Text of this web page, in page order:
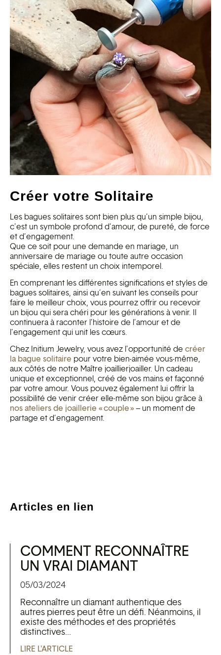
Créer votre Solitaire
Les bagues solitaires sont bien plus qu’un simple bijou,
c’est un symbole profond d’amour, de pureté, de force
et d’engagement.
Que ce soit pour une demande en mariage, un
anniversaire de mariage ou toute autre occasion
spéciale, elles restent un choix intemporel.
En comprenant les différentes significations et styles de
bagues solitaires, ainsi qu’en suivant les conseils pour
faire le meilleur choix, vous pourrez offrir ou recevoir
un bijou qui sera chéri pour les générations à venir. Il
continuera à raconter l’histoire de l’amour et de
l’engagement qui unit les cœurs.
Chez Initium Jewelry, vous avez l’opportunité de créer
la bague solitaire pour votre bien-aimée vous-même,
aux côtés de notre Maître joaillierjoailler. Un cadeau
unique et exceptionnel, créé de vos mains et façonné
par votre amour. Vous pouvez également lui offrir la
possibilité de venir créer elle-même son bijou grâce à
nos ateliers de joaillerie « couple »– un moment de
partage et d’engagement.
Articles en lien
COMMENT RECONNAÎTRE
UN VRAI DIAMANT
05/03/2024
Reconnaître un diamant authentique des
autres pierres peut être un défi. Néanmoins, il
existe des méthodes et des propriétés
distinctives...
LIRE L'ARTICLE